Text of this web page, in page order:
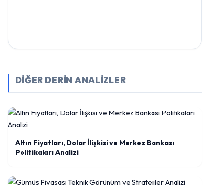
DİĞER DERİN ANALİZLER
Altın Fiyatları, Dolar İlişkisi ve Merkez Bankası
Politikaları Analizi